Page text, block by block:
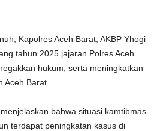
Kapolres Aceh Barat, AKBP Yhogi
tahun 2025 jajaran Polres Aceh
hukum, serta meningkatkan
Aceh Barat.
bahwa situasi kamtibmas
terdapat peningkatan kasus di